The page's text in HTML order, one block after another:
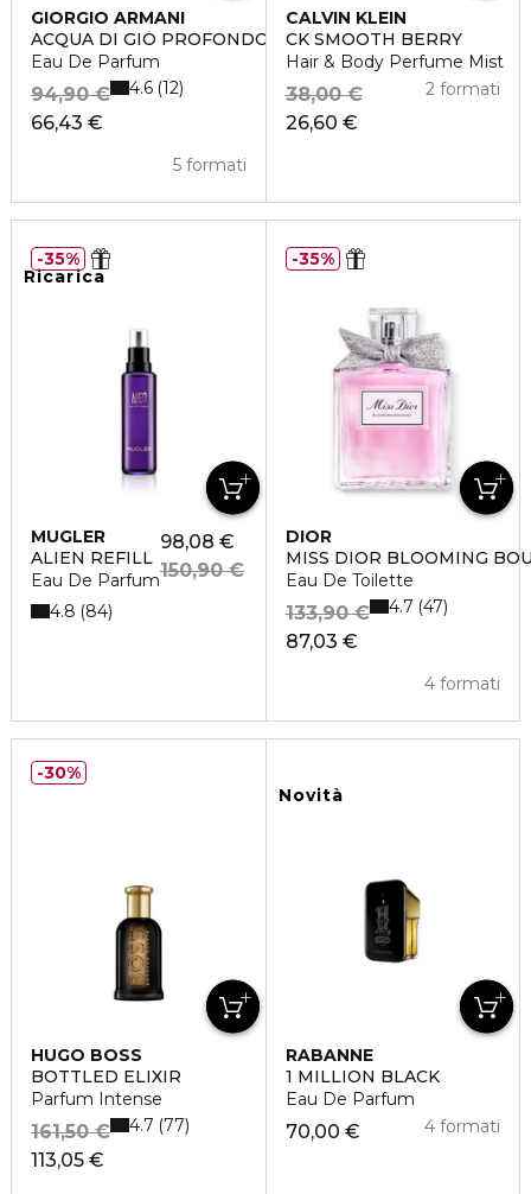
GIORGIO ARMANI
ACQUA DI GIÒ PROFONDO
Eau De Parfum
66,43 €
94,90 €
5 formati
4.6 12
CALVIN KLEIN
CK SMOOTH BERRY
Hair & Body Perfume Mist
26,60 €
38,00 € 2 formati
Ricarica
MUGLER
ALIEN REFILL
Eau De Parfum
98,08 €
150,90 €
4.8 84
35%
DIOR
MISS DIOR BLOOMING
Eau De Toilette
87,03 €
133,90 €
4 formati
4.7 47
35%
HUGO BOSS
BOTTLED ELIXIR
Parfum Intense
113,05 €
161,50 € 4.7 77
30%
Novità
RABANNE
1 MILLION BLACK
Eau De Parfum
70,00 € 4 formati